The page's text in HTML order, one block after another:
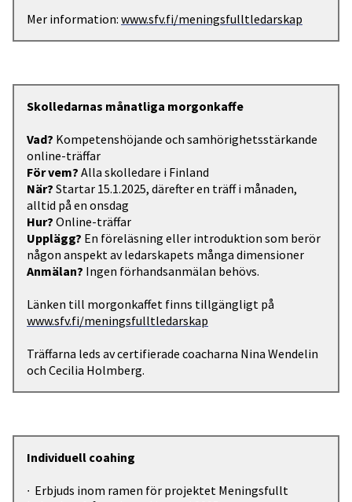
Mer information: www.sfv.fi/meningsfulltledarskap
Skolledarnas månatliga morgonkaffe
Vad? Kompetenshöjande och samhörighetsstärkande
online-träffar
För vem? Alla skolledare i Finland
När? Startar 15.1.2025, därefter en träff i månaden,
alltid på en onsdag
Hur? Online-träffar
Upplägg? En föreläsning eller introduktion som berör
någon anspekt av ledarskapets många dimensioner
Anmälan? Ingen förhandsanmälan behövs.
Länken till morgonkaffet finns tillgängligt på
www.sfv.fi/meningsfulltledarskap
Träffarna leds av certifierade coacharna Nina Wendelin
och Cecilia Holmberg.
Individuell coahing
∙ Erbjuds inom ramen för projektet Meningsfullt